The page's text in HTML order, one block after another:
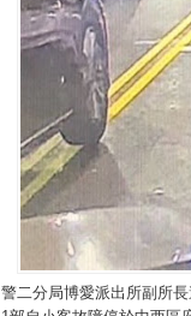
警二分局博愛派出所副所